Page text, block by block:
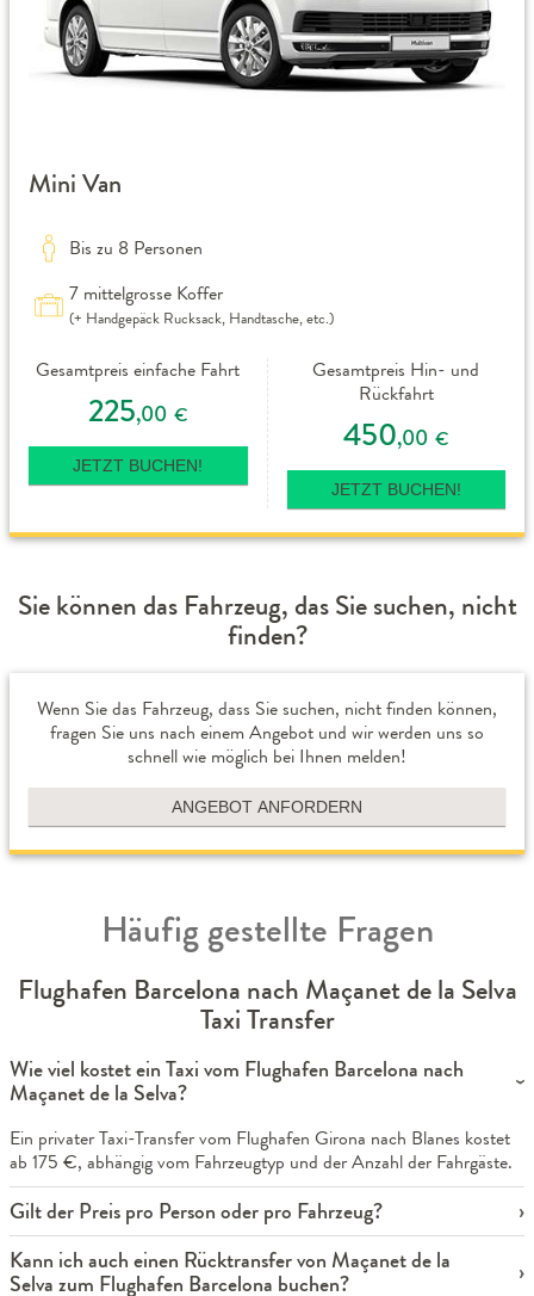
Mini Van
Bis zu 8 Personen
7 mittelgrosse Koffer
(+ Handgepäck Rucksack, Handtasche, etc.)
Gesamtpreis einfache Fahrt
225,00 €
JETZT BUCHEN!
Gesamtpreis Hin- und
Rückfahrt
450,00 €
JETZT BUCHEN!
Sie können das Fahrzeug, das Sie suchen, nicht
finden?
Wenn Sie das Fahrzeug, dass Sie suchen, nicht finden können,
fragen Sie uns nach einem Angebot und wir werden uns so
schnell wie möglich bei Ihnen melden!
ANGEBOT ANFORDERN
Häufig gestellte Fragen
Flughafen Barcelona nach Maçanet de la Selva
Taxi Transfer
Wie viel kostet ein Taxi vom Flughafen Barcelona nach
Maçanet de la Selva?
Ein privater Taxi-Transfer vom Flughafen Girona nach Blanes kostet
ab 175 €, abhängig vom Fahrzeugtyp und der Anzahl der Fahrgäste.
Gilt der Preis pro Person oder pro Fahrzeug?
Kann ich auch einen Rücktransfer von Maçanet de la
Selva zum Flughafen Barcelona buchen?